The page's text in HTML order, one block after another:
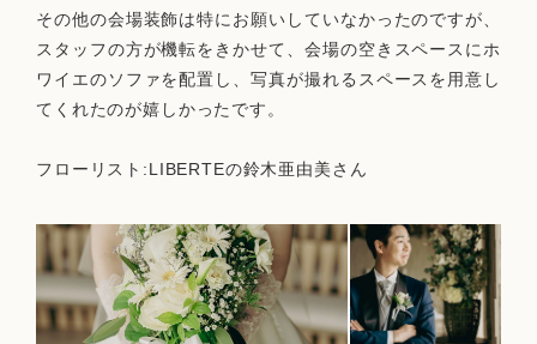
その他の会場装飾は特にお願いしていなかったのですが、
スタッフの方が機転をきかせて、会場の空きスペースにホ
ワイエのソファを配置し、写真が撮れるスペースを用意し
てくれたのが嬉しかったです。
フローリスト:LIBERTEの鈴木亜由美さん